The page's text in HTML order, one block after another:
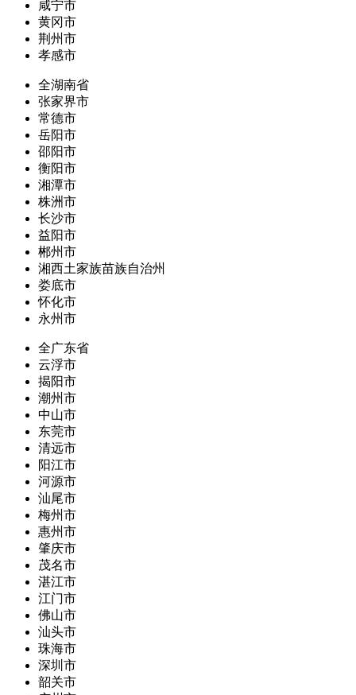
咸宁市
黄冈市
荆州市
孝感市
全湖南省
张家界市
常德市
岳阳市
邵阳市
衡阳市
湘潭市
株洲市
长沙市
益阳市
郴州市
湘西土家族苗族自治州
娄底市
怀化市
永州市
全广东省
云浮市
揭阳市
潮州市
中山市
东莞市
清远市
阳江市
河源市
汕尾市
梅州市
惠州市
肇庆市
茂名市
湛江市
江门市
佛山市
汕头市
珠海市
深圳市
韶关市